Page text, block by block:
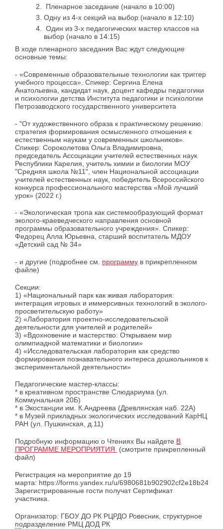
Пленарное заседание (начало в 10:00)
Одну из 4-х секций на выбор (начало в 12:10)
Один из 3-х педагогических мастер классов на
выбор (начало в 14:15)
В ходе пленарного заседания Вас ждут следующие
основные темы:
- «Современные образовательные технологии как триггер
учебного процесса». Спикер: Сергина Елена
Анатольевна, кандидат наук, доцент кафедры педагогики
и психологии детства Института педагогики и психологии
Петрозаводского государственного университета
- "От художественного образа к практическому решению:
стратегия формирования осмысленного отношения к
естественным наукам у современных школьников».
Спикер: Сороколетова Ольга Владимировна,
председатель Ассоциации учителей естественных наук
Республики Карелия, учитель химии и биологии МОУ
"Средняя школа №11", член Национальной ассоциации
учителей естественных наук, победитель Всероссийского
конкурса профессионального мастерства «Мой лучший
урок» (2022 г.)
- «Экологическая тропа как системообразующий формат
эколого-краеведческого направления основной
программы образовательного учреждения». Спикер:
Федорец Алла Юрьевна, старший воспитатель МДОУ
«Детский сад № 34»
- и другие (подробнее см. программу в прикрепленном
файле)
Секции:
1) «Национальный парк как живая лаборатория:
интеграция игровых и иммерсивных технологий в эколого-
просветительскую работу»
2) «Лаборатория проектно-исследовательской
деятельности для учителей и родителей»
3) «Вдохновение и мастерство: Открываем мир
олимпиадной математики и биологии»
4) «Исследовательская лаборатория как средство
формирования познавательного интереса дошкольников к
экспериментальной деятельности»
Педагогические мастер-классы:
* в креативном пространстве Слюдариума (ул.
Коммунальная 20Б)
* в Экостанции им. К.Андреева (Древлянская наб. 22А)
* в Музей прикладных экологических исследований КарНЦ
РАН (ул. Пушкинская, д.11)
Подробную информацию о Чтениях Вы найдете В
ПРОГРАММЕ МЕРОПРИЯТИЯ
(смотрите прикрепленный
файл)
Регистрация на мероприятие до 19
марта: https://forms.yandex.ru/u/6980681b902902cf2e18b24b
Зарегистрированные гости получат Сертификат
участника.
Организатор: ГБОУ ДО РК РЦРДО Ровесник, структурное
подразделение РМЦ ДОД РК